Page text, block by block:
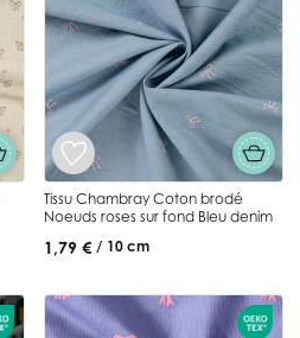
Tissu Chambray Coton brodé
Noeuds roses sur fond Bleu denim
1,79 € / 10 cm